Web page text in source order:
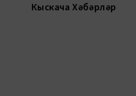
Кыскача Хәбәрләр